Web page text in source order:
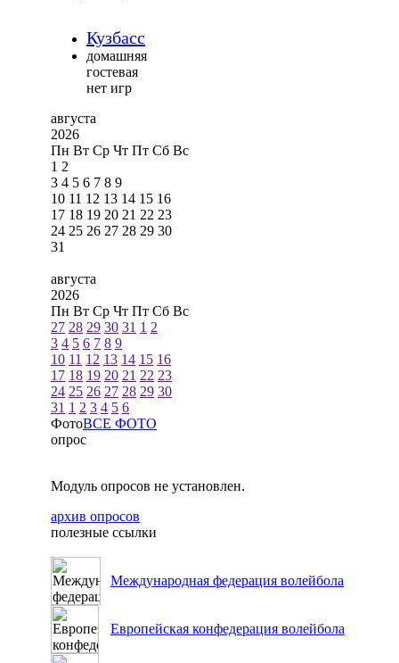
Кузбасс
домашняя
гостевая
нет игр
августа
2026
Пн Вт Ср Чт Пт Сб Вс
1 2
3 4 5 6 7 8 9
10 11 12 13 14 15 16
17 18 19 20 21 22 23
24 25 26 27 28 29 30
31
августа
2026
Пн Вт Ср Чт Пт Сб Вс
27 28 29 30 31 1 2
3 4 5 6 7 8 9
10 11 12 13 14 15 16
17 18 19 20 21 22 23
24 25 26 27 28 29 30
31 1 2 3 4 5 6
ФотоВСЕ ФОТО
опрос
Модуль опросов не установлен.
архив опросов
полезные ссылки
Международная федерация волейбола
Европейская конфедерация волейбола